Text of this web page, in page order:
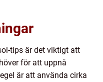
tips är det viktigt att
för att uppnå
är att använda cirka